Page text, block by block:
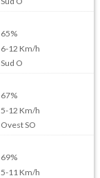
65%
6-12 Km/h
Sud O
67%
5-12 Km/h
Ovest SO
69%
5-11 Km/h